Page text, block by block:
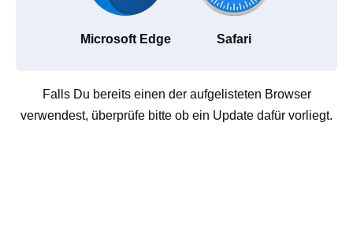
Microsoft Edge Safari
Falls Du bereits einen der aufgelisteten Browser
verwendest, überprüfe bitte ob ein Update dafür vorliegt.